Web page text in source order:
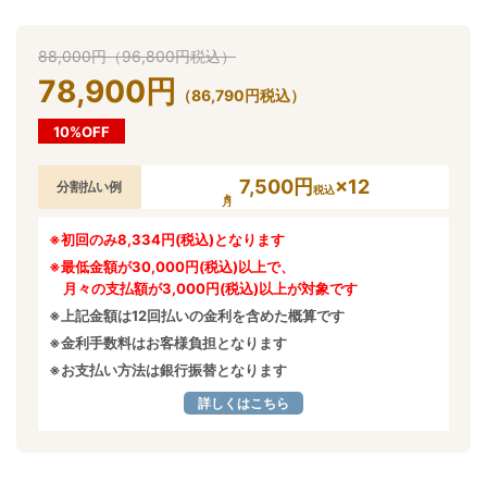
88,000円（96,800円税込）
78,900円 （86,790円税込）
10%OFF
分割払い例 7,500円 税込×12
※初回のみ8,334円(税込)となります
※最低金額が30,000円(税込)以上で、
月々の支払額が3,000円(税込)以上が対象です
※上記金額は12回払いの金利を含めた概算です
※金利手数料はお客様負担となります
※お支払い方法は銀行振替となります
詳しくはこちら